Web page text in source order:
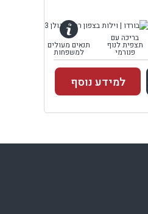
בריכה עם
תצפית לנוף
פנורמי
תנאים מעולים
למשפחות
למידע נוסף